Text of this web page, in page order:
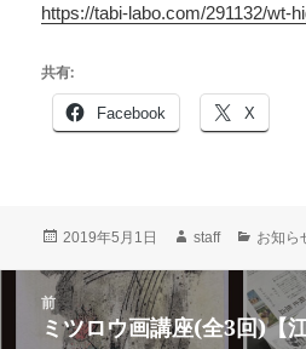
https://tabi-labo.com/291132/wt-
共有:
Facebook X
投
日:
2019年5月1日
作
者
staff
カ
リ
ー
お知ら
前
前
ミツロウ画講座(全3回)【